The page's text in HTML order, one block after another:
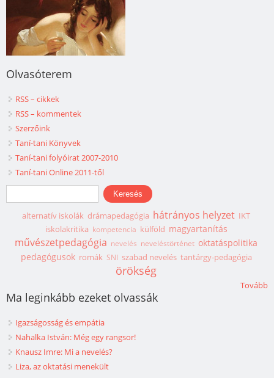
Olvasóterem
RSS – cikkek
RSS – kommentek
Szerzőink
Taní-tani Könyvek
Taní-tani folyóirat 2007-2010
Taní-tani Online 2011-től
Keresés űrlap
Keresés
alternatív iskolák drámapedagógia hátrányos helyzet IKT
iskolakritika kompetencia külföld magyartanítás
művészetpedagógia nevelés neveléstörténet oktatáspolitika
pedagógusok romák SNI szabad nevelés tantárgy-pedagógia
örökség
Tovább
Ma leginkább ezeket olvassák
Igazságosság és empátia
Nahalka István: Még egy rangsor!
Knausz Imre: Mi a nevelés?
Liza, az oktatási menekült